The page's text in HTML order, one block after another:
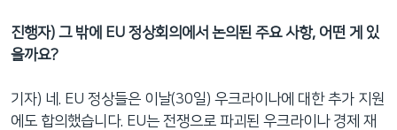
진행자) 그 밖에 EU 정상회의에서 논의된 주요 사항, 어떤 게 있
을까요?
기자) 네. EU 정상들은 이날(30일) 우크라이나에 대한 추가 지원
에도 합의했습니다. EU는 전쟁으로 파괴된 우크라이나 경제 재